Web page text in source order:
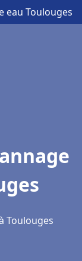
eau Toulouges
Toulouges